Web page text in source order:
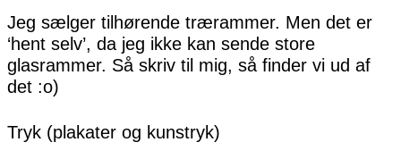
Jeg sælger tilhørende trærammer. Men det er
‘hent selv’, da jeg ikke kan sende store
glasrammer. Så skriv til mig, så finder vi ud af
det :o)
Tryk (plakater og kunstryk)